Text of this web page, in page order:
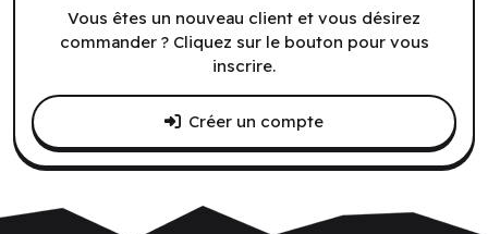
Vous êtes un nouveau client et vous désirez
commander ? Cliquez sur le bouton pour vous
inscrire.
Créer un compte